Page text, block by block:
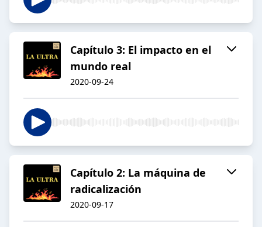
Capítulo 3: El impacto en el
mundo real
2020-09-24
Capítulo 2: La máquina de
radicalización
2020-09-17